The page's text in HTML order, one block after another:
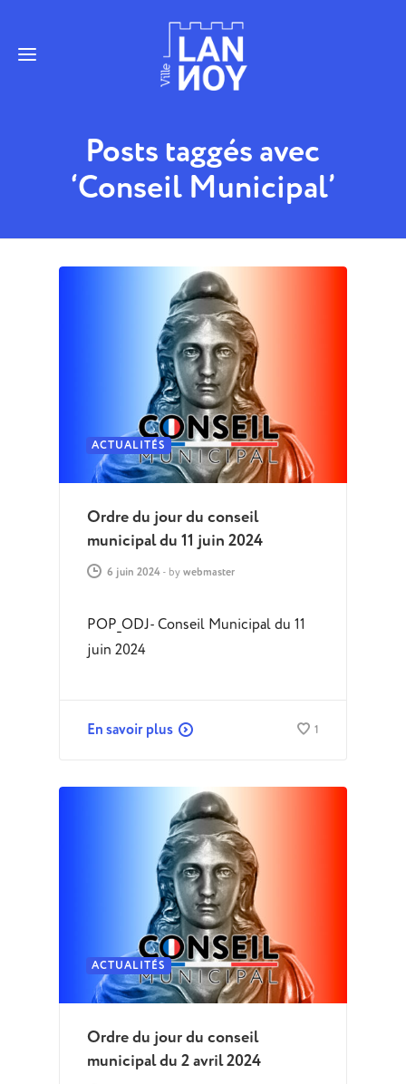
Posts taggés avec
‘Conseil Municipal’
ACTUALITÉS
Ordre du jour du conseil
municipal du 11 juin 2024
6 juin 2024- by webmaster
POP_ODJ- Conseil Municipal du 11
juin 2024
En savoir plus 1
ACTUALITÉS
Ordre du jour du conseil
municipal du 2 avril 2024